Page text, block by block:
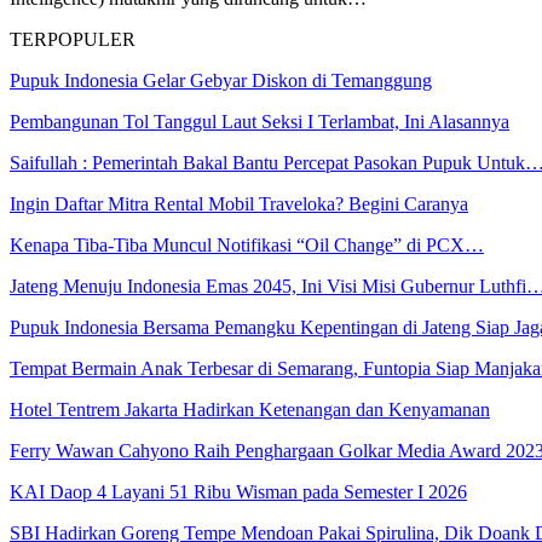
TERPOPULER
Pupuk Indonesia Gelar Gebyar Diskon di Temanggung
Pembangunan Tol Tanggul Laut Seksi I Terlambat, Ini Alasannya
Saifullah : Pemerintah Bakal Bantu Percepat Pasokan Pupuk Untuk…
Ingin Daftar Mitra Rental Mobil Traveloka? Begini Caranya
Kenapa Tiba-Tiba Muncul Notifikasi “Oil Change” di PCX…
Jateng Menuju Indonesia Emas 2045, Ini Visi Misi Gubernur
Pupuk Indonesia Bersama Pemangku Kepentingan di Jateng Siap
Tempat Bermain Anak Terbesar di Semarang, Funtopia Siap
Hotel Tentrem Jakarta Hadirkan Ketenangan dan Kenyamanan
Ferry Wawan Cahyono Raih Penghargaan Golkar Media Award
KAI Daop 4 Layani 51 Ribu Wisman pada Semester I 2026
SBI Hadirkan Goreng Tempe Mendoan Pakai Spirulina, Dik Doank